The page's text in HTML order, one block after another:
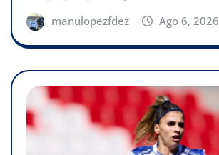
manulopezfdez Ago 6, 2026